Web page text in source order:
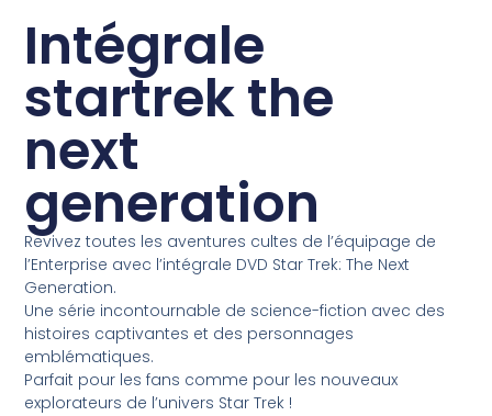
Intégrale
startrek the
next
generation
Revivez toutes les aventures cultes de l’équipage de
l’Enterprise avec l’intégrale DVD Star Trek: The Next
Generation.
Une série incontournable de science-fiction avec des
histoires captivantes et des personnages
emblématiques.
Parfait pour les fans comme pour les nouveaux
explorateurs de l’univers Star Trek !